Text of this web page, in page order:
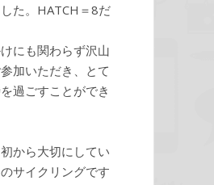
た。HATCH＝8だ
にも関わらず沢山
加いただき、とて
過ごすことができ
から大切にしてい
サイクリングです